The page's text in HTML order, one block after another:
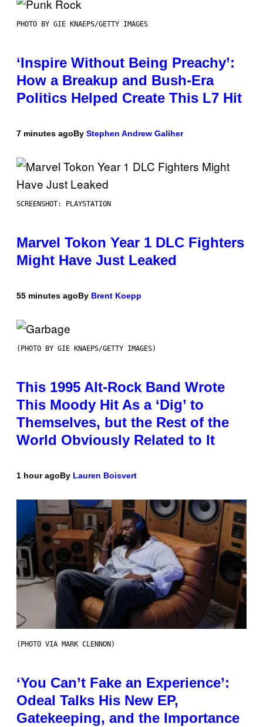
PHOTO BY GIE KNAEPS/GETTY IMAGES
‘Inspire Without Being Preachy’:
How a Breakup and Bush-Era
Politics Helped Create This L7 Hit
7 minutes agoBy Stephen Andrew Galiher
SCREENSHOT: PLAYSTATION
Marvel Tokon Year 1 DLC Fighters
Might Have Just Leaked
55 minutes agoBy Brent Koepp
(PHOTO BY GIE KNAEPS/GETTY IMAGES)
This 1995 Alt-Rock Band Wrote
This Moody Hit As a ‘Dig’ to
Themselves, but the Rest of the
World Obviously Related to It
1 hour agoBy Lauren Boisvert
(PHOTO VIA MARK CLENNON)
‘You Can’t Fake an Experience’:
Odeal Talks His New EP,
Gatekeeping, and the Importance